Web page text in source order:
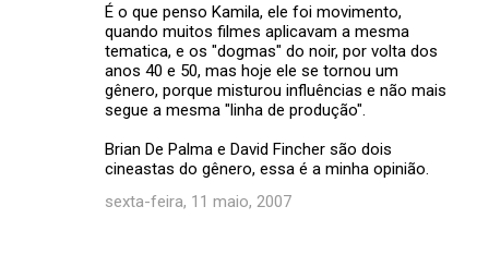
É o que penso Kamila, ele foi movimento,
quando muitos filmes aplicavam a mesma
tematica, e os "dogmas" do noir, por volta dos
anos 40 e 50, mas hoje ele se tornou um
gênero, porque misturou influências e não mais
segue a mesma "linha de produção".
Brian De Palma e David Fincher são dois
cineastas do gênero, essa é a minha opinião.
sexta-feira, 11 maio, 2007